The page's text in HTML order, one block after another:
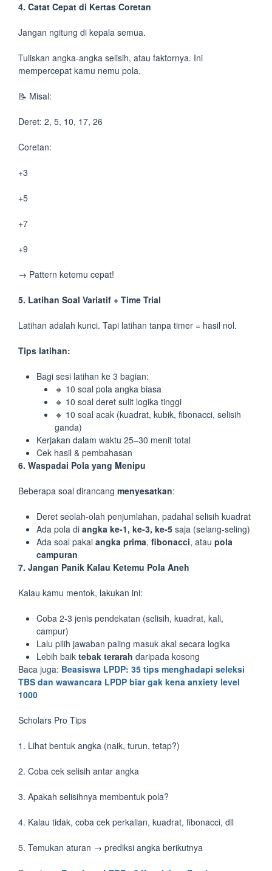
4. Catat Cepat di Kertas Coretan
Jangan ngitung di kepala semua.
Tuliskan angka-angka selisih, atau faktornya. Ini
mempercepat kamu nemu pola.
📝 Misal:
Deret: 2, 5, 10, 17, 26
Coretan:
+3
+5
+7
+9
→ Pattern ketemu cepat!
5. Latihan Soal Variatif + Time Trial
Latihan adalah kunci. Tapi latihan tanpa timer = hasil nol.
Tips latihan:
Bagi sesi latihan ke 3 bagian:
🔸 10 soal pola angka biasa
🔸 10 soal deret sulit logika tinggi
🔸 10 soal acak (kuadrat, kubik, fibonacci, selisih
ganda)
Kerjakan dalam waktu 25–30 menit total
Cek hasil & pembahasan
6. Waspadai Pola yang Menipu
Beberapa soal dirancang menyesatkan:
Deret seolah-olah penjumlahan, padahal selisih kuadrat
Ada pola di angka ke-1, ke-3, ke-5 saja (selang-seling)
Ada soal pakai angka prima, fibonacci, atau pola
campuran
7. Jangan Panik Kalau Ketemu Pola Aneh
Kalau kamu mentok, lakukan ini:
Coba 2-3 jenis pendekatan (selisih, kuadrat, kali,
campur)
Lalu pilih jawaban paling masuk akal secara logika
Lebih baik tebak terarah daripada kosong
Baca juga: Beasiswa LPDP: 35 tips menghadapi seleksi
TBS dan wawancara LPDP biar gak kena anxiety level
1000
Scholars Pro Tips
1. Lihat bentuk angka (naik, turun, tetap?)
2. Coba cek selisih antar angka
3. Apakah selisihnya membentuk pola?
4. Kalau tidak, coba cek perkalian, kuadrat, fibonacci, dll
5. Temukan aturan → prediksi angka berikutnya